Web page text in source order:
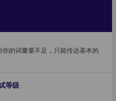
的词彙量不足，只能传达基本的
等级